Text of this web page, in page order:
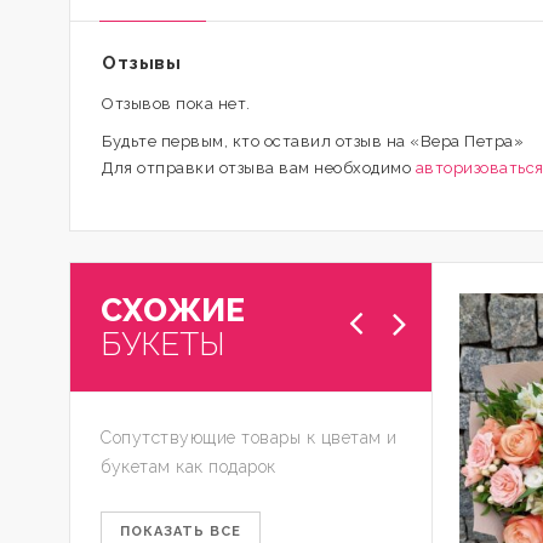
Отзывы
Отзывов пока нет.
Будьте первым, кто оставил отзыв на «Вера Петра»
Для отправки отзыва вам необходимо авторизоваться
СХОЖИЕ
БУКЕТЫ
Сопутствующие товары к цветам и
букетам как подарок
ПОКАЗАТЬ ВСЕ